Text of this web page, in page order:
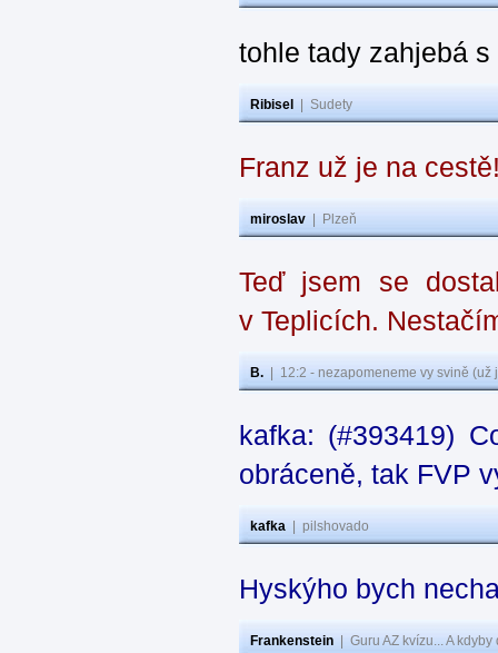
tohle tady zahjebá
Ribisel Sudety
Franz už je na
miroslav Plzeň
Teď jsem se
v Teplicích.
B. 12:2 - nezapomeneme vy svině
kafka: (#393419)
obráceně, tak FVP
kafka pilshovado
Hyskýho bych
Frankenstein Guru AZ kvízu... A